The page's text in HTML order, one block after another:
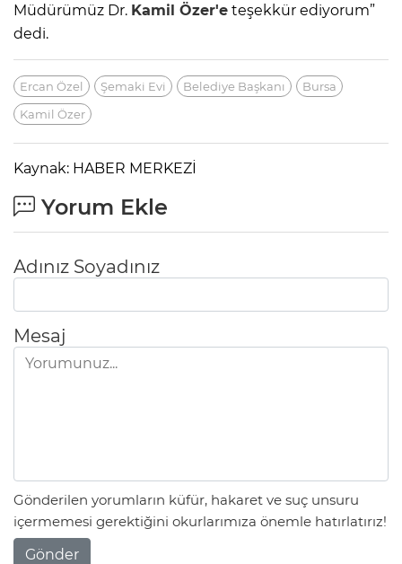
Müdürümüz Dr. Kamil Özer'e teşekkür ediyorum”
dedi.
Ercan Özel Şemaki Evi Belediye Başkanı
Bursa
Kamil Özer
Kaynak: HABER MERKEZİ
Yorum Ekle
Adınız Soyadınız
Mesaj
Gönderilen yorumların küfür, hakaret ve suç unsuru
içermemesi gerektiğini okurlarımıza önemle hatırlatırız!
Gönder